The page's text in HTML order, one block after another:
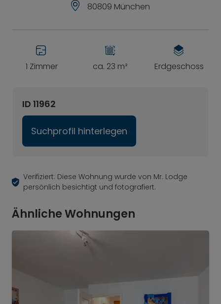
80809 München
1 Zimmer ca. 23 m² Erdgeschoss
ID 11962
Suchprofil hinterlegen
Verifiziert: Diese Wohnung wurde von Mr. Lodge
persönlich besichtigt und fotografiert.
Ähnliche Wohnungen